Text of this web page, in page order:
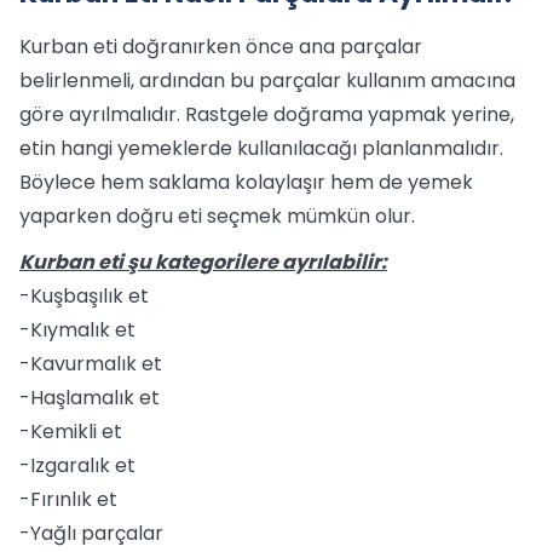
Kurban eti doğranırken önce ana parçalar
belirlenmeli, ardından bu parçalar kullanım amacına
göre ayrılmalıdır. Rastgele doğrama yapmak yerine,
etin hangi yemeklerde kullanılacağı planlanmalıdır.
Böylece hem saklama kolaylaşır hem de yemek
yaparken doğru eti seçmek mümkün olur.
Kurban eti şu kategorilere ayrılabilir:
-Kuşbaşılık et
-Kıymalık et
-Kavurmalık et
-Haşlamalık et
-Kemikli et
-Izgaralık et
-Fırınlık et
-Yağlı parçalar